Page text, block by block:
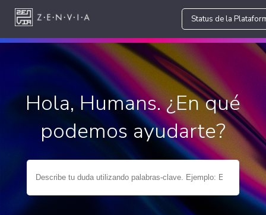
Status de la
Hola, Humans. ¿En qué
podemos ayudarte?